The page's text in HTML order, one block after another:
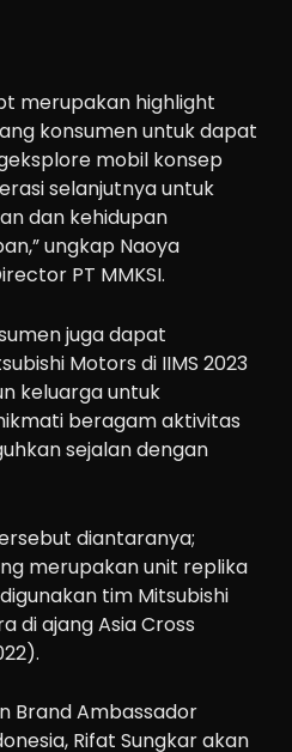
merupakan highlight
konsumen untuk dapat
mobil konsep
selanjutnya untuk
dan kehidupan
ungkap Naoya
PT MMKSI.
juga dapat
Motors di IIMS 2023
keluarga untuk
beragam aktivitas
sejalan dengan
diantaranya;
merupakan unit replika
tim Mitsubishi
di ajang Asia Cross
Brand Ambassador
Rifat Sungkar akan